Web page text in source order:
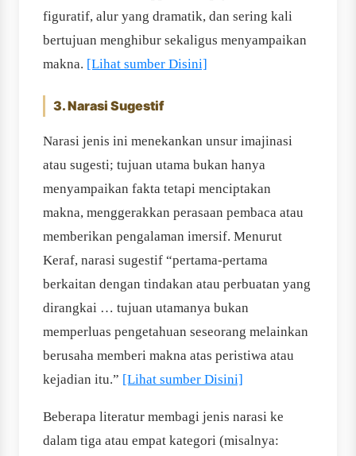
figuratif, alur yang dramatik, dan sering kali
bertujuan menghibur sekaligus menyampaikan
makna. [Lihat sumber Disini]
3. Narasi Sugestif
Narasi jenis ini menekankan unsur imajinasi
atau sugesti; tujuan utama bukan hanya
menyampaikan fakta tetapi menciptakan
makna, menggerakkan perasaan pembaca atau
memberikan pengalaman imersif. Menurut
Keraf, narasi sugestif “pertama-pertama
berkaitan dengan tindakan atau perbuatan yang
dirangkai … tujuan utamanya bukan
memperluas pengetahuan seseorang melainkan
berusaha memberi makna atas peristiwa atau
kejadian itu.” [Lihat sumber Disini]
Beberapa literatur membagi jenis narasi ke
dalam tiga atau empat kategori (misalnya: